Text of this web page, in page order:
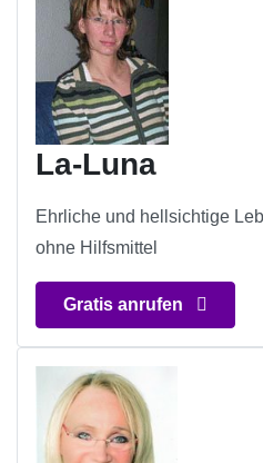
La-Luna
Ehrliche und hellsichtige
ohne Hilfsmittel
Gratis anrufen